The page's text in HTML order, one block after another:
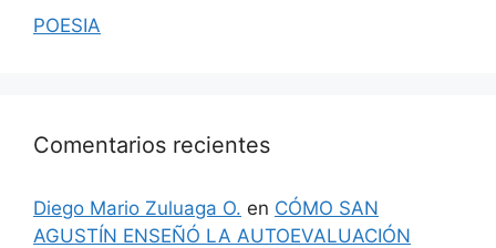
POESIA
Comentarios recientes
Diego Mario Zuluaga O. en CÓMO SAN
AGUSTÍN ENSEÑÓ LA AUTOEVALUACIÓN